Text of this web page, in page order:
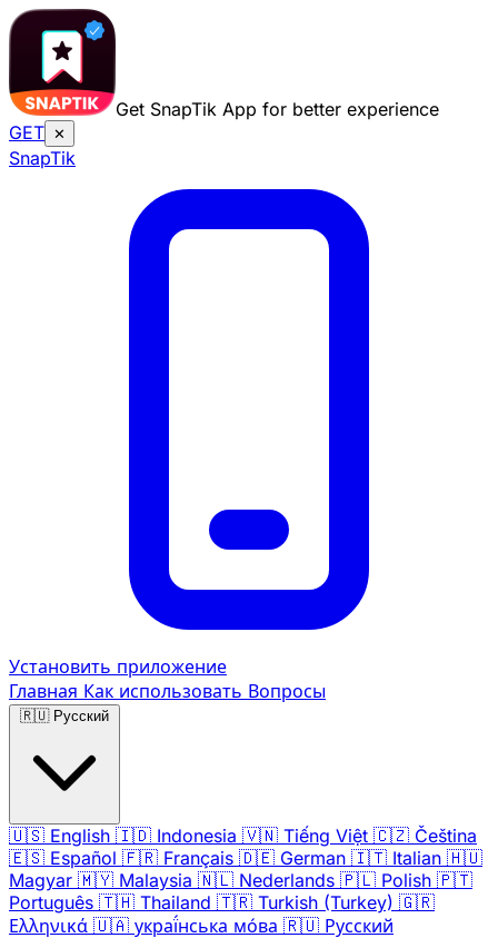
Get SnapTik App for better experience
GET ✕
SnapTik
Установить приложение
Главная Как использовать Вопросы
🇷🇺 Русский
🇺🇸 English 🇮🇩 Indonesia 🇻🇳 Tiếng Việt 🇨🇿 Čeština
🇪🇸 Español 🇫🇷 Français 🇩🇪 German 🇮🇹 Italian 🇭🇺
Magyar 🇲🇾 Malaysia 🇳🇱 Nederlands 🇵🇱 Polish 🇵🇹
Português 🇹🇭 Thailand 🇹🇷 Turkish (Turkey) 🇬🇷
Ελληνικά 🇺🇦 украї́нська мо́ва 🇷🇺 Русский